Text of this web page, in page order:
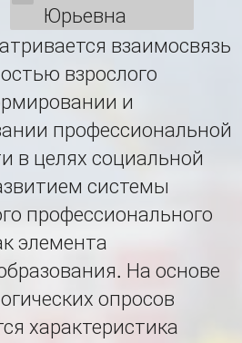
Юрьевна
взаимосвязь
взрослого
и
профессиональной
в целях социальной
системы
профессионального
элемента
На основе
опросов
характеристика